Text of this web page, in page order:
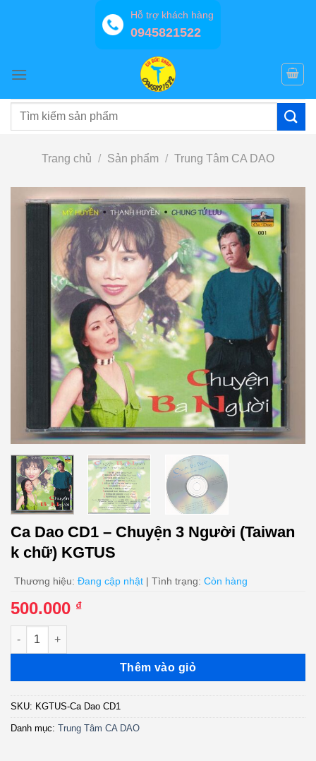
Hỗ trợ khách hàng
0945821522
Tìm
Trang chủ / Sản phẩm / Trung Tâm CA DAO
Ca Dao CD1 – Chuyện 3 Người (Taiwan
k chữ) KGTUS
Thương hiệu: Đang cập nhật | Tình trạng: Còn hàng
500.000 ₫
Ca Dao CD1 - Chuyện 3 Người (Taiwan k chữ) KGTUS số lượng
Thêm vào giỏ
SKU: KGTUS-Ca Dao CD1
Danh mục: Trung Tâm CA DAO